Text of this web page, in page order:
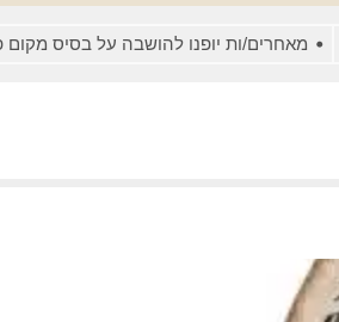
מאחרים/ות יופנו להושבה על בסיס מקום פנוי